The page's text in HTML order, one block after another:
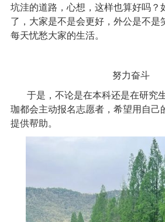
坑洼的道路，心想，这样也算好吗？
了，大家是不是会更好，外公是不是
每天忧愁大家的生活。
努力奋斗
于是，不论是在本科还是在研究
珈都会主动报名志愿者，希望用自己
提供帮助。